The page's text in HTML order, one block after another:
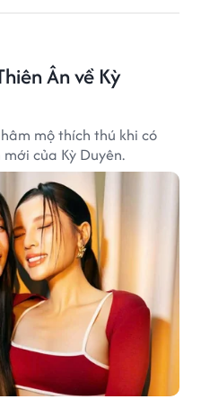
Ân về Kỳ
mộ thích thú khi có
của Kỳ Duyên.